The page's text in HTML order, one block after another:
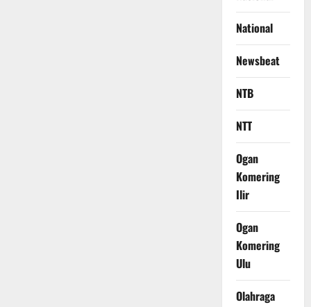
National
Newsbeat
NTB
NTT
Ogan
Komering
Ilir
Ogan
Komering
Ulu
Olahraga